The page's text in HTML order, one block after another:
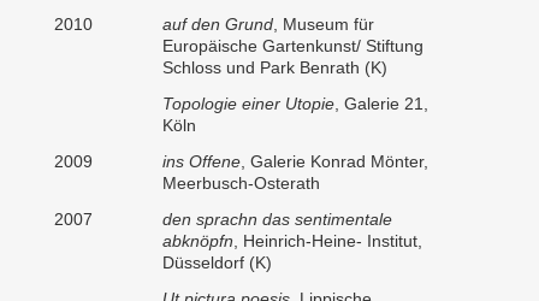
2010
auf den Grund, Museum für
Europäische Gartenkunst/ Stiftung
Schloss und Park Benrath (K)
Topologie einer Utopie, Galerie 21,
Köln
2009
ins Offene, Galerie Konrad Mönter,
Meerbusch-Osterath
2007
den sprachn das sentimentale
abknöpfn , Heinrich-Heine- Institut,
Düsseldorf (K)